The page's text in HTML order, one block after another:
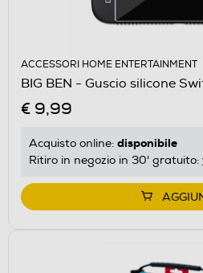
ACCESSORI HOME ENTERTAINMENT
BIG BEN - Guscio silicone
€ 9,99
Acquisto online: disponibile
Ritiro in negozio in 30' gratuito: